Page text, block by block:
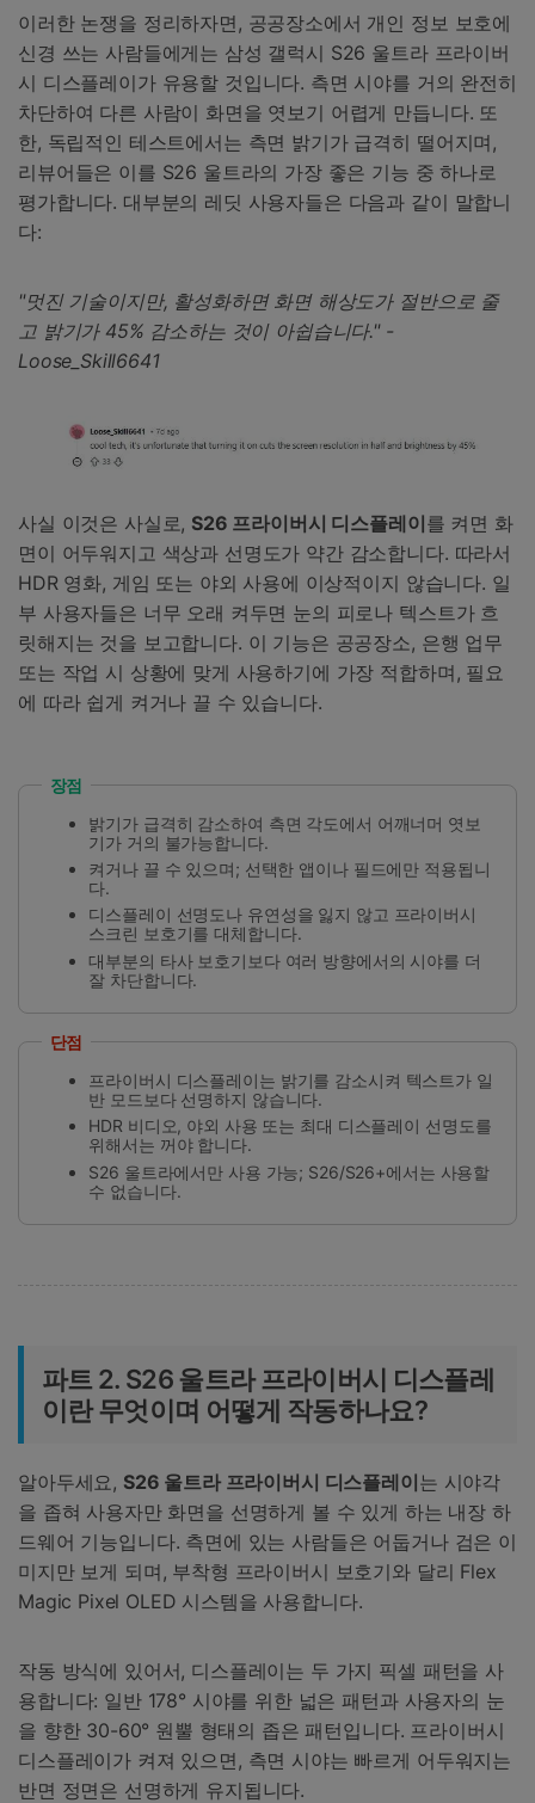
이러한 논쟁을 정리하자면, 공공장소에서 개인 정보 보호에
신경 쓰는 사람들에게는 삼성 갤럭시 S26 울트라 프라이버
시 디스플레이가 유용할 것입니다. 측면 시야를 거의 완전히
차단하여 다른 사람이 화면을 엿보기 어렵게 만듭니다. 또
한, 독립적인 테스트에서는 측면 밝기가 급격히 떨어지며,
리뷰어들은 이를 S26 울트라의 가장 좋은 기능 중 하나로
평가합니다. 대부분의 레딧 사용자들은 다음과 같이 말합니
다:
"멋진 기술이지만, 활성화하면 화면 해상도가 절반으로 줄
고 밝기가 45% 감소하는 것이 아쉽습니다." -
Loose_Skill6641
사실 이것은 사실로, S26 프라이버시 디스플레이를 켜면 화
면이 어두워지고 색상과 선명도가 약간 감소합니다. 따라서
HDR 영화, 게임 또는 야외 사용에 이상적이지 않습니다. 일
부 사용자들은 너무 오래 켜두면 눈의 피로나 텍스트가 흐
릿해지는 것을 보고합니다. 이 기능은 공공장소, 은행 업무
또는 작업 시 상황에 맞게 사용하기에 가장 적합하며, 필요
에 따라 쉽게 켜거나 끌 수 있습니다.
장점
밝기가 급격히 감소하여 측면 각도에서 어깨너머 엿보
기가 거의 불가능합니다.
켜거나 끌 수 있으며; 선택한 앱이나 필드에만 적용됩니
다.
디스플레이 선명도나 유연성을 잃지 않고 프라이버시
스크린 보호기를 대체합니다.
대부분의 타사 보호기보다 여러 방향에서의 시야를 더
잘 차단합니다.
단점
프라이버시 디스플레이는 밝기를 감소시켜 텍스트가 일
반 모드보다 선명하지 않습니다.
HDR 비디오, 야외 사용 또는 최대 디스플레이 선명도를
위해서는 꺼야 합니다.
S26 울트라에서만 사용 가능; S26/S26+에서는 사용할
수 없습니다.
파트 2. S26 울트라 프라이버시 디스플레
이란 무엇이며 어떻게 작동하나요?
알아두세요, S26 울트라 프라이버시 디스플레이는 시야각
을 좁혀 사용자만 화면을 선명하게 볼 수 있게 하는 내장 하
드웨어 기능입니다. 측면에 있는 사람들은 어둡거나 검은 이
미지만 보게 되며, 부착형 프라이버시 보호기와 달리 Flex
Magic Pixel OLED 시스템을 사용합니다.
작동 방식에 있어서, 디스플레이는 두 가지 픽셀 패턴을 사
용합니다: 일반 178° 시야를 위한 넓은 패턴과 사용자의 눈
을 향한 30-60° 원뿔 형태의 좁은 패턴입니다. 프라이버시
디스플레이가 켜져 있으면, 측면 시야는 빠르게 어두워지는
반면 정면은 선명하게 유지됩니다.